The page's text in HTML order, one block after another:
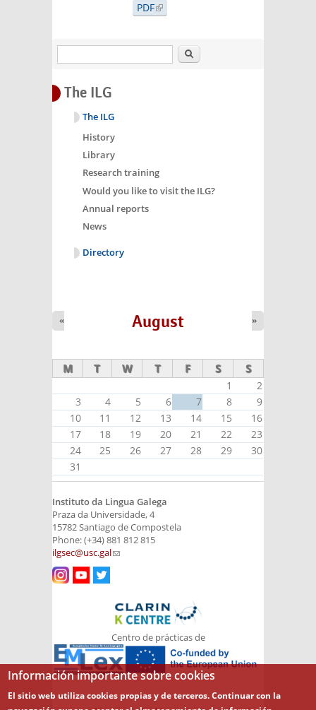
PDF(LINK IS EXTERNAL)
Search
The ILG
The ILG
History
Library
Research training
Would you like to visit the ILG?
Annual reports
News
Directory
August
« »
M T W T F S S
1
2
3
4 5 6 7 8
9
10
11 12 13 14 15
16
17
18 19 20 21 22
23
24
25 26 27 28 29
30
31
Instituto da Lingua Galega
Praza da Universidade, 4
15782 Santiago de Compostela
Phone: (+34) 881 812 815
ilgsec@usc.gal(link sends e-mail)
Centro de prácticas de
Información importante sobre cookies
El sitio web utiliza cookies propias y de terceros. Continuar con la